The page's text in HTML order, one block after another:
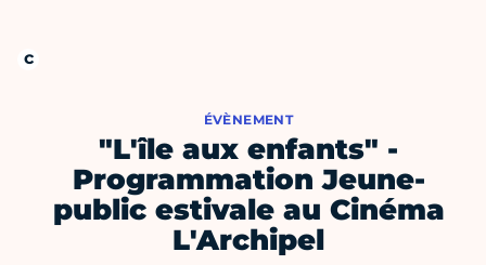
ÉVÈNEMENT
"L'île aux enfants" -
Programmation Jeune-
public estivale au Cinéma
L'Archipel